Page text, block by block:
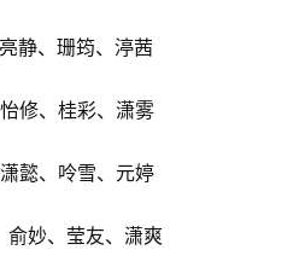
静、珊筠、渟茜
修、桂彩、潇雾
懿、呤雪、元婷
俞妙、莹友、潇爽